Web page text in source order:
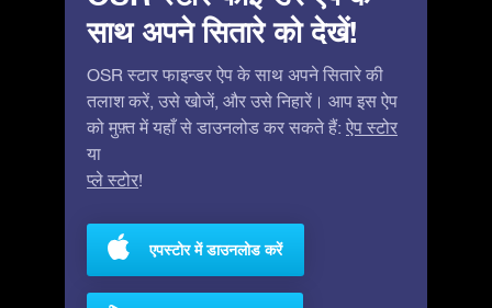
साथ अपने सितारे को देखें!
OSR स्टार फाइन्डर ऐप के साथ अपने सितारे की
तलाश करें, उसे खोजें, और उसे निहारें। आप इस ऐप
को मुफ़्त में यहाँ से डाउनलोड कर सकते हैं: ऐप स्टोर
या
प्ले स्टोर!
एपस्टोर में डाउनलोड करें